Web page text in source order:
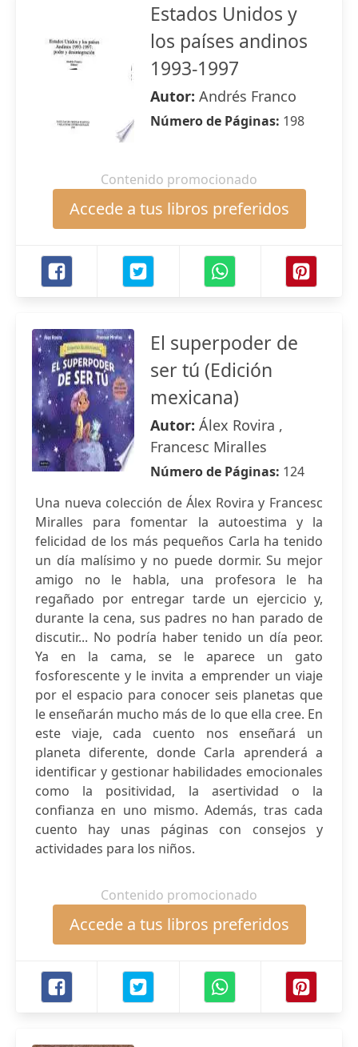
Estados Unidos y
los países andinos
1993-1997
Autor: Andrés Franco
Número de Páginas: 198
Contenido promocionado
Accede a tus libros preferidos
El superpoder de
ser tú (Edición
mexicana)
Autor: Álex Rovira ,
Francesc Miralles
Número de Páginas: 124
Una nueva colección de Álex Rovira y Francesc
Miralles para fomentar la autoestima y la
felicidad de los más pequeños Carla ha tenido
un día malísimo y no puede dormir. Su mejor
amigo no le habla, una profesora le ha
regañado por entregar tarde un ejercicio y,
durante la cena, sus padres no han parado de
discutir... No podría haber tenido un día peor.
Ya en la cama, se le aparece un gato
fosforescente y le invita a emprender un viaje
por el espacio para conocer seis planetas que
le enseñarán mucho más de lo que ella cree. En
este viaje, cada cuento nos enseñará un
planeta diferente, donde Carla aprenderá a
identificar y gestionar habilidades emocionales
como la positividad, la asertividad o la
confianza en uno mismo. Además, tras cada
cuento hay unas páginas con consejos y
actividades para los niños.
Contenido promocionado
Accede a tus libros preferidos